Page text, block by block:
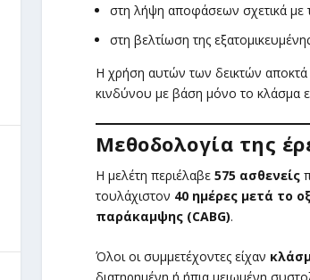
στη λήψη αποφάσεων σχετικά
στη βελτίωση της
Η χρήση αυτών των δεικτών αποκτά
κινδύνου με βάση μόνο το κλάσμα
Μεθοδολογία της
Η μελέτη περιέλαβε 575 ασθενείς
τουλάχιστον 40 ημέρες μετά το
παράκαμψης (CABG).
Όλοι οι συμμετέχοντες είχαν